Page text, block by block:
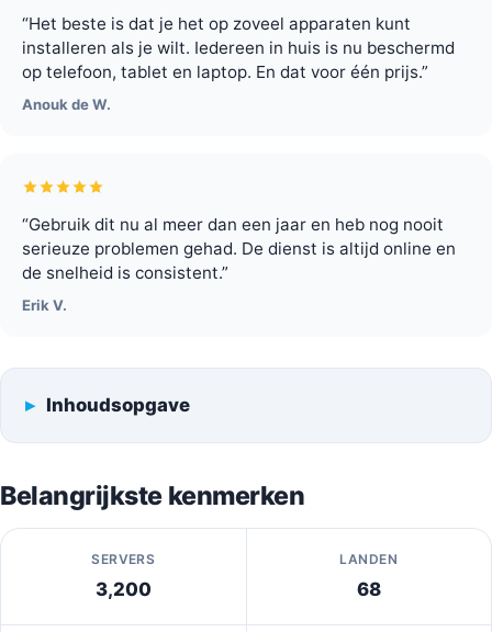
“Het beste is dat je het op zoveel apparaten kunt
installeren als je wilt. Iedereen in huis is nu beschermd
op telefoon, tablet en laptop. En dat voor één prijs.”
Anouk de W.
“Gebruik dit nu al meer dan een jaar en heb nog nooit
serieuze problemen gehad. De dienst is altijd online en
de snelheid is consistent.”
Erik V.
Inhoudsopgave
Belangrijkste kenmerken
SERVERS
3,200
LANDEN
68